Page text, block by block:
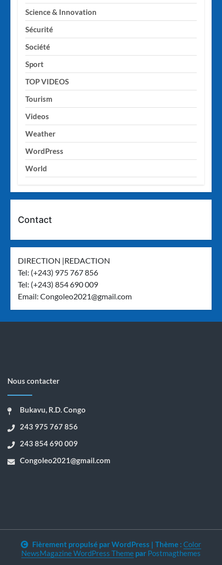
Science & Innovation
Sécurité
Société
Sport
TOP VIDEOS
Tourism
Videos
Weather
WordPress
World
Contact
DIRECTION |REDACTION
Tel: (+243) 975 767 856
Tel: (+243) 854 690 009
Email:Congoleo2021@gmail.com
Nous contacter
Bukavu, R.D. Congo
243 975 767 856
243 854 690 009
Congoleo2021@gmail.com
Fièrement propulsé par WordPress | Thème : Color
NewsMagazine WordPress Theme par Postmagthemes